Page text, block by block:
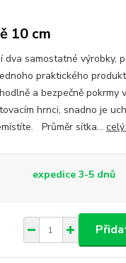
10 cm
dva samostatné výrobky,
praktického
a bezpečně pokrmy
hrnci, snadno je
Průměr sítka...
expedice 3-5 dnů